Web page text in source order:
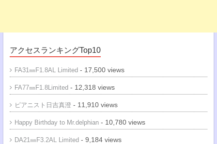
アクセスランキングTop10
FA31㎜F1.8AL Limited- 17,500 views
FA77㎜F1.8Limited- 12,318 views
ピアニスト日吉真澄 - 11,910 views
Happy Birthday to Mr.delphian- 10,780 views
DA21㎜F3.2AL Limited- 9,184 views